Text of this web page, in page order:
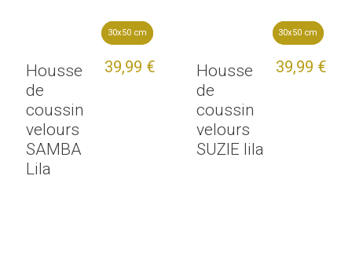
30x50 cm
30x50 cm
Housse
de
coussin
velours
SAMBA
Lila
39,99 €
30x50 cm
30x50 cm
Housse
de
coussin
velours
SUZIE lila
39,99 €